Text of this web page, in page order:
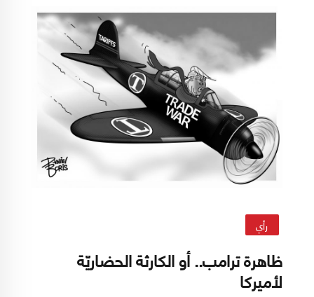
رأي
ظاهرة ترامب.. أو الكارثة الحضاريّة
لأميركا